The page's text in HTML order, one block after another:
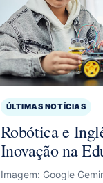
ÚLTIMAS NOTÍCIAS
Robótica e
Inovação na
Imagem: Google